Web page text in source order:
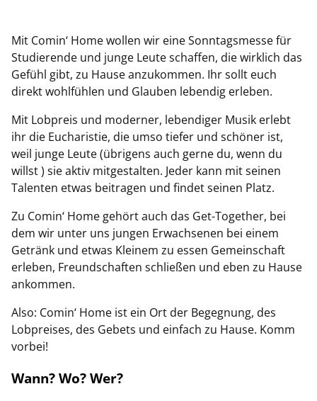
Mit Comin‘ Home wollen wir eine Sonntagsmesse für
Studierende und junge Leute schaffen, die wirklich das
Gefühl gibt, zu Hause anzukommen. Ihr sollt euch
direkt wohlfühlen und Glauben lebendig erleben.
Mit Lobpreis und moderner, lebendiger Musik erlebt
ihr die Eucharistie, die umso tiefer und schöner ist,
weil junge Leute (übrigens auch gerne du, wenn du
willst ) sie aktiv mitgestalten. Jeder kann mit seinen
Talenten etwas beitragen und findet seinen Platz.
Zu Comin‘ Home gehört auch das Get-Together, bei
dem wir unter uns jungen Erwachsenen bei einem
Getränk und etwas Kleinem zu essen Gemeinschaft
erleben, Freundschaften schließen und eben zu Hause
ankommen.
Also: Comin‘ Home ist ein Ort der Begegnung, des
Lobpreises, des Gebets und einfach zu Hause. Komm
vorbei!
Wann? Wo? Wer?